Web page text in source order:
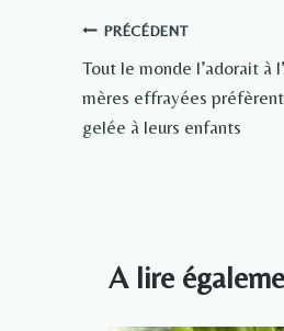
Navigation
de
l’article
PRÉCÉDENT
Tout le monde l’adorait à
mères effrayées
gelée à leurs enfants
A lire